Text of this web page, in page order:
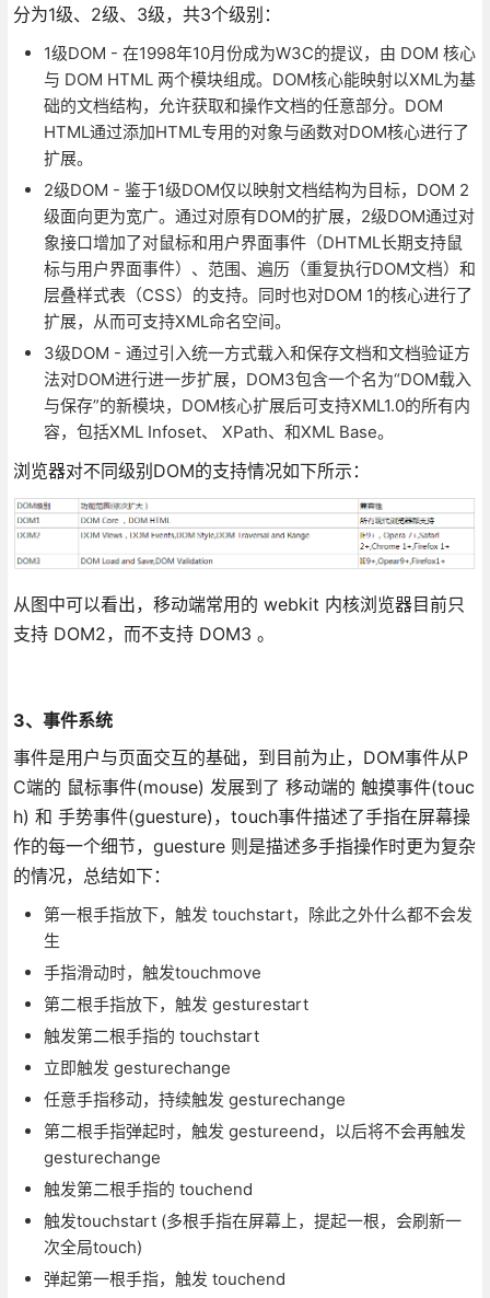
分为1级、2级、3级，共3个级别：
1级DOM - 在1998年10月份成为W3C的提议，由 DOM 核心
与 DOM HTML 两个模块组成。DOM核心能映射以XML为基
础的文档结构，允许获取和操作文档的任意部分。DOM
HTML通过添加HTML专用的对象与函数对DOM核心进行了
扩展。
2级DOM - 鉴于1级DOM仅以映射文档结构为目标，DOM 2
级面向更为宽广。通过对原有DOM的扩展，2级DOM通过对
象接口增加了对鼠标和用户界面事件（DHTML长期支持鼠
标与用户界面事件）、范围、遍历（重复执行DOM文档）和
层叠样式表（CSS）的支持。同时也对DOM 1的核心进行了
扩展，从而可支持XML命名空间。
3级DOM - 通过引入统一方式载入和保存文档和文档验证方
法对DOM进行进一步扩展，DOM3包含一个名为“DOM载入
与保存”的新模块，DOM核心扩展后可支持XML1.0的所有内
容，包括XML Infoset、 XPath、和XML Base。
浏览器对不同级别DOM的支持情况如下所示：
从图中可以看出，移动端常用的 webkit 内核浏览器目前只
支持 DOM2，而不支持 DOM3 。
3、事件系统
事件是用户与页面交互的基础，到目前为止，DOM事件从P
C端的 鼠标事件(mouse) 发展到了 移动端的 触摸事件(touc
h) 和 手势事件(guesture)，touch事件描述了手指在屏幕操
作的每一个细节，guesture 则是描述多手指操作时更为复杂
的情况，总结如下：
第一根手指放下，触发 touchstart，除此之外什么都不会发
生
手指滑动时，触发touchmove
第二根手指放下，触发 gesturestart
触发第二根手指的 touchstart
立即触发 gesturechange
任意手指移动，持续触发 gesturechange
第二根手指弹起时，触发 gestureend，以后将不会再触发
gesturechange
触发第二根手指的 touchend
触发touchstart (多根手指在屏幕上，提起一根，会刷新一
次全局touch)
弹起第一根手指，触发 touchend